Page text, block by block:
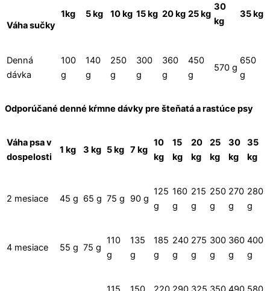
Váha sučky
1kg 5 kg 10 kg 15 kg 20 kg 25 kg
30
kg
35 kg
Denná
dávka
100
g
140
g
250
g
300
g
360
g
450
g
570 g
650
g
Odporúčané denné kŕmne dávky pre šteňatá a rastúce psy
Váha psa v
dospelosti
1 kg 3 kg 5 kg 7 kg
10
kg
15
kg
20
kg
25
kg
30
kg
35
kg
2 mesiace 45 g 65 g 75 g 90 g
125
g
160
g
215
g
250
g
270
g
280
g
4 mesiace 55 g 75 g
110
g
135
g
185
g
240
g
275
g
300
g
360
g
400
g